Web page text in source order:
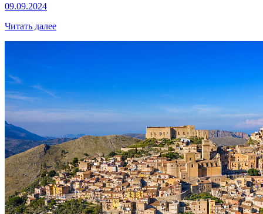
09.09.2024
Читать далее